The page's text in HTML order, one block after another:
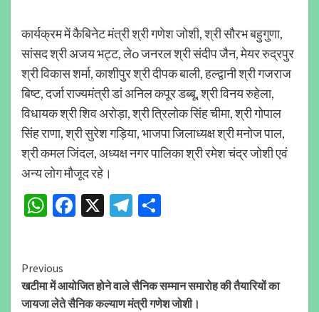
कार्यक्रम में कैबिनेट मंत्री श्री गणेश जोशी, श्री सौरभ बहुगुणा,
सांसद श्री अजय भट्ट, लेo जनरल श्री संदीप जैन, मेयर रुद्रपुर
श्री विकास शर्मा, काशीपुर श्री दीपक बाली, हल्द्वानी श्री गजराज
बिष्ट, दर्जा राज्यमंत्री डां अनिल कपूर डब्बू, श्री विनय रुहेला,
विधायक श्री शिव अरोड़ा, श्री त्रिलोक सिंह चीमा, श्री गोपाल
सिंह राणा, श्री सुरेश गड़िया, भाजपा जिलाध्यक्ष श्री मनोज पाल,
श्री कमल जिंदल, अध्यक्ष नगर पालिका श्री रमेश चंद्र जोशी एवं
अन्य लोग मौजूद रहे।
WhatsApp
Facebook
X Telegram
Continue
Reading
Previous
खटीमा में आयोजित होने वाले सैनिक सम्मान समारोह की तैयारियों का
जायजा लेते सैनिक कल्याण मंत्री गणेश जोशी।